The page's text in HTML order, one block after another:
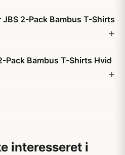
2-Pack Bambus T-Shirts
Pack Bambus T-Shirts Hvid
interesseret i